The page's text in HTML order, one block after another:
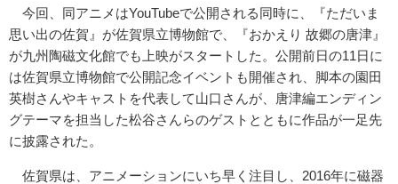
今回、同アニメはYouTubeで公開される同時に、『ただいま
思い出の佐賀』が佐賀県立博物館で、『おかえり 故郷の唐津』
が九州陶磁文化館でも上映がスタートした。公開前日の11日に
は佐賀県立博物館で公開記念イベントも開催され、脚本の園田
英樹さんやキャストを代表して山口さんが、唐津編エンディン
グテーマを担当した松谷さんらのゲストとともに作品が一足先
に披露された。
佐賀県は、アニメーションにいち早く注目し、2016年に磁器